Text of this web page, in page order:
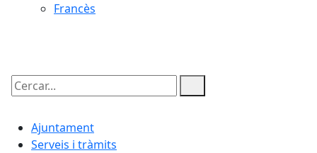
Francès
Cercar:
Ajuntament
Serveis i tràmits